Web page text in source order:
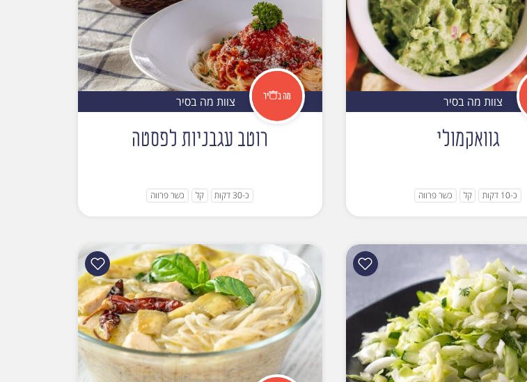
צוות מה בסיר
גוואקמולי
כ-10 דקות קל כשר פרווה
צוות מה בסיר
רוטב עגבניות לפסטה
כ-30 דקות קל כשר פרווה